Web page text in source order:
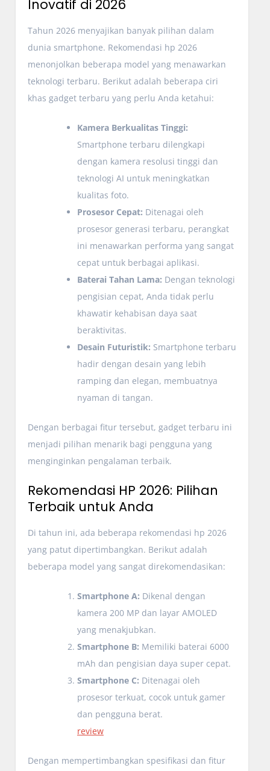
Inovatif di 2026
Tahun 2026 menyajikan banyak pilihan dalam
dunia smartphone. Rekomendasi hp 2026
menonjolkan beberapa model yang menawarkan
teknologi terbaru. Berikut adalah beberapa ciri
khas gadget terbaru yang perlu Anda ketahui:
Kamera Berkualitas Tinggi:
Smartphone terbaru dilengkapi
dengan kamera resolusi tinggi dan
teknologi AI untuk meningkatkan
kualitas foto.
Prosesor Cepat: Ditenagai oleh
prosesor generasi terbaru, perangkat
ini menawarkan performa yang sangat
cepat untuk berbagai aplikasi.
Baterai Tahan Lama: Dengan teknologi
pengisian cepat, Anda tidak perlu
khawatir kehabisan daya saat
beraktivitas.
Desain Futuristik: Smartphone terbaru
hadir dengan desain yang lebih
ramping dan elegan, membuatnya
nyaman di tangan.
Dengan berbagai fitur tersebut, gadget terbaru ini
menjadi pilihan menarik bagi pengguna yang
menginginkan pengalaman terbaik.
Rekomendasi HP 2026: Pilihan
Terbaik untuk Anda
Di tahun ini, ada beberapa rekomendasi hp 2026
yang patut dipertimbangkan. Berikut adalah
beberapa model yang sangat direkomendasikan:
Smartphone A: Dikenal dengan
kamera 200 MP dan layar AMOLED
yang menakjubkan.
Smartphone B: Memiliki baterai 6000
mAh dan pengisian daya super cepat.
Smartphone C: Ditenagai oleh
prosesor terkuat, cocok untuk gamer
dan pengguna berat.
review
Dengan mempertimbangkan spesifikasi dan fitur